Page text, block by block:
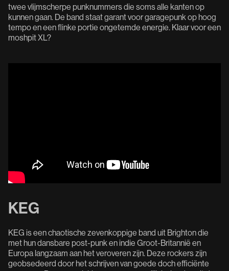
twee vlijmscherpe punknummers die soms alle kanten op
kunnen gaan. De band staat garant voor garagepunk op hoog
tempo en een flinke portie ongetemde energie. Klaar voor een
moshpit XL?
KEG
KEG is een chaotische zevenkoppige band uit Brighton die
met hun dansbare post-punk en indie Groot-Britannië en
Europa langzaam aan het veroveren zijn. Deze rockers zijn
geobsedeerd door het schrijven van goede doch efficiënte